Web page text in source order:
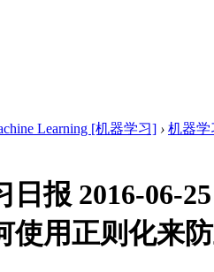
Learning [机器学习] › 机器学
日报 2016-06-
使用正则化来